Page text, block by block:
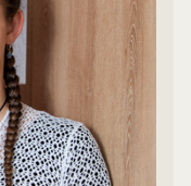
arbeitet
Nicht
mit
Als
und